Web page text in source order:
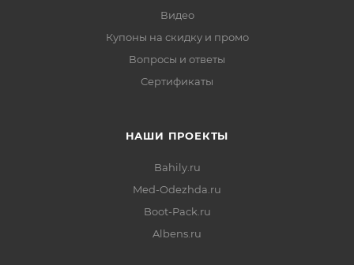
Видео
Купоны на скидку и промо
Вопросы и ответы
Сертификаты
НАШИ ПРОЕКТЫ
Bahily.ru
Med-Odezhda.ru
Boot-Pack.ru
Albens.ru